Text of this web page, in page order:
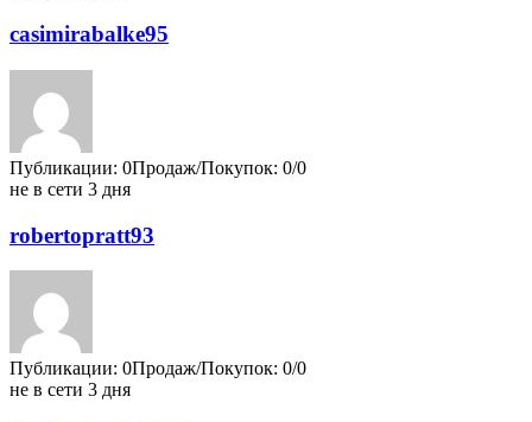
casimirabalke95
Публикации: 0Продаж/Покупок: 0/0
не в сети 3 дня
robertopratt93
Публикации: 0Продаж/Покупок: 0/0
не в сети 3 дня